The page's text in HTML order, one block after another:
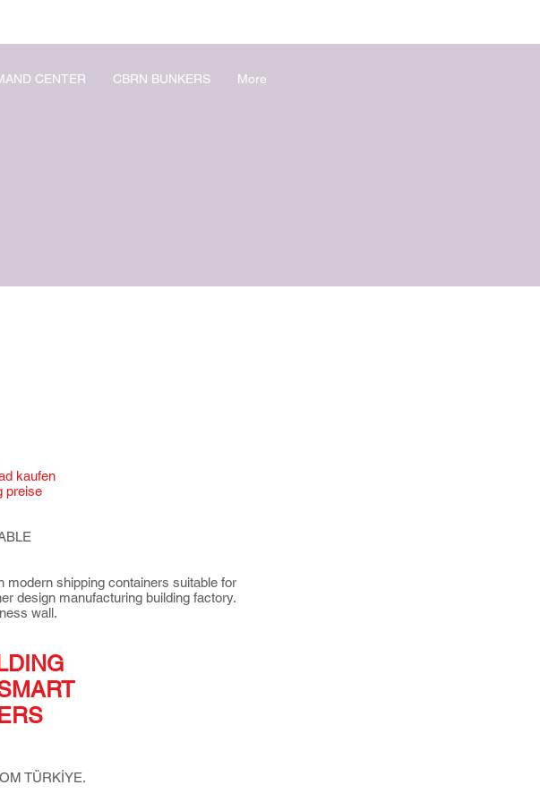
CENTER CBRN BUNKERS More
kaufen
preise
shipping containers suitable for
design manufacturing building factory.
wall.
TÜRKİYE.